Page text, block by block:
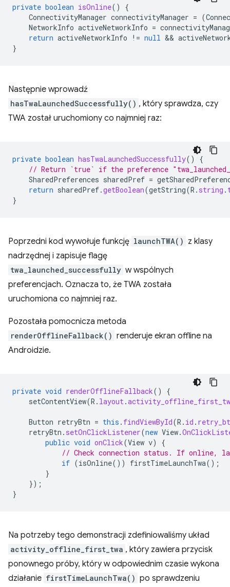
private boolean isOnline()
{
ConnectivityManager connectivityManager = (
NetworkInfo activeNetworkInfo =
return activeNetworkInfo != null &&
}
Następnie wprowadź
hasTwaLaunchedSuccessfully() , który sprawdza, czy
TWA został uruchomiony co najmniej raz:
private boolean hasTwaLaunchedSuccessfully()
{
// Return `true` if the preference
SharedPreferences sharedPref =
return sharedPref.getBoolean(getString(R . string .
}
Poprzedni kod wywołuje funkcję launchTWA() z klasy
nadrzędnej i zapisuje flagę
twa_launched_successfully w wspólnych
preferencjach. Oznacza to, że TWA została
uruchomiona co najmniej raz.
Pozostała pomocnicza metoda
renderOfflineFallback() renderuje ekran offline na
Androidzie.
private void renderOfflineFallback()
{
setContentView(R . layout.
Button retryBtn = this . findViewById(R . id .
retryBtn . setOnClickListener(new View.
public void onClick(View v)
{
// Check connection status. If online,
if (isOnline()) firstTimeLaunchTwa();
}
});
}
Na potrzeby tego demonstracji zdefiniowaliśmy układ
activity_offline_first_twa , który zawiera przycisk
ponownego próby, który w odpowiednim czasie wykona
działanie firstTimeLaunchTwa() po sprawdzeniu